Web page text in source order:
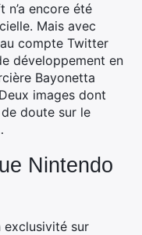
n’a encore été
Mais avec
compte Twitter
développement en
Bayonetta
images dont
doute sur le
Nintendo
exclusivité sur